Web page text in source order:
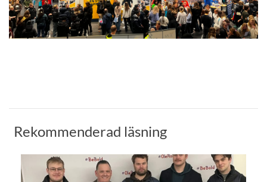
Rekommenderad läsning